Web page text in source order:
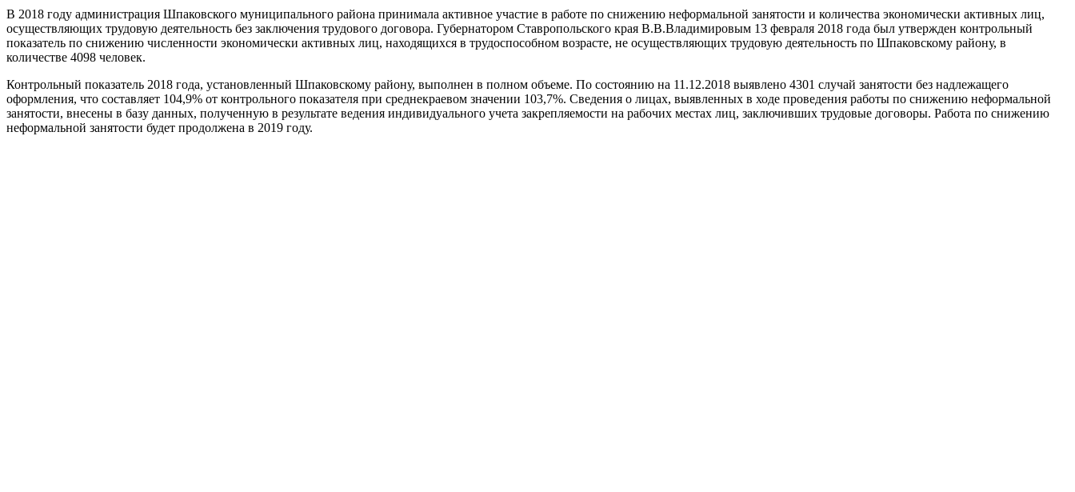
В 2018 году администрация Шпаковского муниципального района принимала активное участие в работе по снижению неформальной занятости и количества экономически активных лиц,
осуществляющих трудовую деятельность без заключения трудового договора. Губернатором Ставропольского края В.В.Владимировым 13 февраля 2018 года был утвержден контрольный
показатель по снижению численности экономически активных лиц, находящихся в трудоспособном возрасте, не осуществляющих трудовую деятельность по Шпаковскому району, в
количестве 4098 человек.
Контрольный показатель 2018 года, установленный Шпаковскому району, выполнен в полном объеме. По состоянию на 11.12.2018 выявлено 4301 случай занятости без надлежащего
оформления, что составляет 104,9% от контрольного показателя при среднекраевом значении 103,7%. Сведения о лицах, выявленных в ходе проведения работы по снижению неформальной
занятости, внесены в базу данных, полученную в результате ведения индивидуального учета закрепляемости на рабочих местах лиц, заключивших трудовые договоры. Работа по снижению
неформальной занятости будет продолжена в 2019 году.